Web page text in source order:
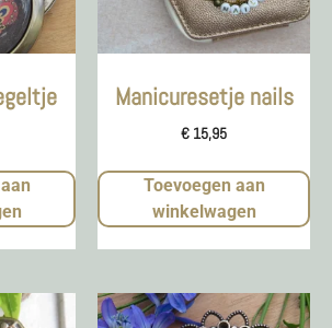
Manicuresetje nails
€ 15,95
Toevoegen aan
winkelwagen